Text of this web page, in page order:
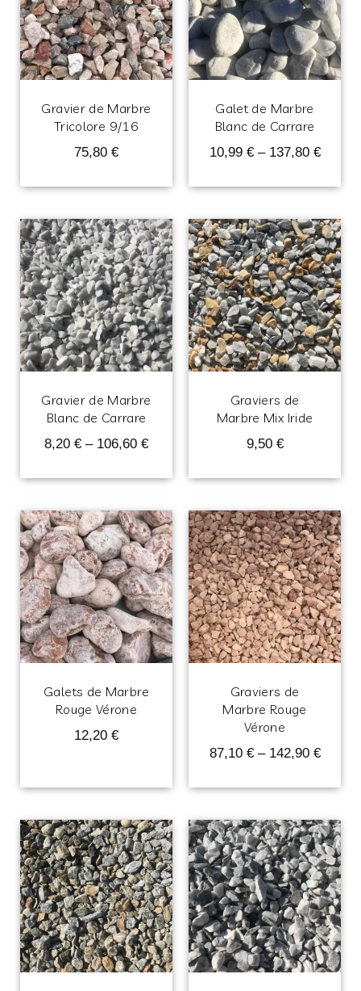
Gravier de Marbre
Tricolore 9/16
75,80 €
Galet de Marbre
Blanc de Carrare
10,99 €– 137,80 €
Gravier de Marbre
Blanc de Carrare
8,20 € – 106,60 €
Graviers de
Marbre Mix Iride
9,50 €
Galets de Marbre
Rouge Vérone
12,20 €
Graviers de
Marbre Rouge
Vérone
87,10 €– 142,90 €